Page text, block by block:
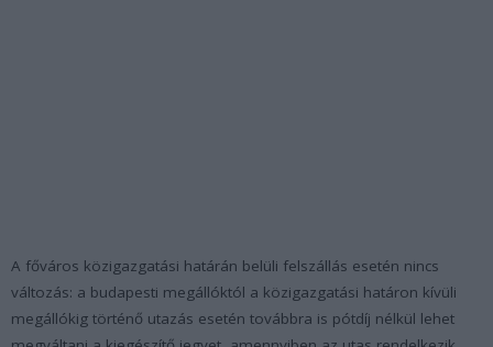
A főváros közigazgatási határán belüli felszállás esetén nincs
változás: a budapesti megállóktól a közigazgatási határon kívüli
megállókig történő utazás esetén továbbra is pótdíj nélkül lehet